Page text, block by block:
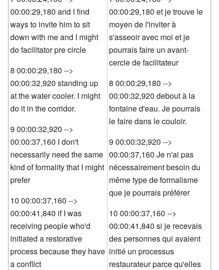
00:00:29,180 and I find
ways to invite him to sit
down with me and I might
do facilitator pre circle
8 00:00:29,180 -->
00:00:32,920 standing up
at the water cooler. I might
do it in the corridor.
9 00:00:32,920 -->
00:00:37,160 I don't
necessarily need the same
kind of formality that I might
prefer
10 00:00:37,160 -->
00:00:41,840 if I was
receiving people who'd
initiated a restorative
process because they have
a conflict
00:00:29,180 et je trouve le
moyen de l'inviter à
s'asseoir avec moi et je
pourrais faire un avant-
cercle de facilitateur
8 00:00:29,180 -->
00:00:32,920 debout à la
fontaine d'eau. Je pourrais
le faire dans le couloir.
9 00:00:32,920 -->
00:00:37,160 Je n'ai pas
nécessairement besoin du
même type de formalisme
que je pourrais préférer
10 00:00:37,160 -->
00:00:41,840 si je recevais
des personnes qui avaient
initié un processus
restaurateur parce qu'elles